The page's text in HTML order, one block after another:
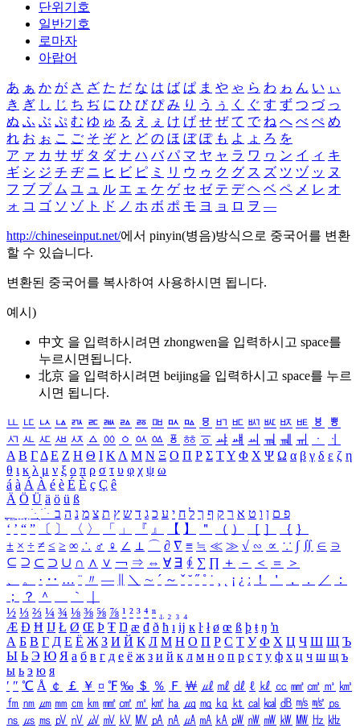
단위기호
일반기호
로마자
아랍어
あ ぁ か が さ ざ た だ な は ば ぱ ま や ゃ ら わ ゎ ん い ぃ
き ぎ し じ ち ぢ に ひ び ぴ み り う ぅ く ぐ す ず つ づ っ
ぬ ふ ぶ ぷ む ゆ ゅ る え ぇ け げ せ ぜ て で ね へ べ ぺ め
れ お ぉ こ ご そ ぞ と ど の ほ ぼ ぽ も よ ょ ろ を
ア ァ カ サ ザ タ ダ ナ ハ バ パ マ ヤ ャ ラ ワ ヮ ン イ ィ キ
ギ シ ジ チ ヂ ニ ヒ ビ ピ ミ リ ウ ゥ ク グ ス ズ ツ ヅ ッ ヌ
フ ブ プ ム ユ ュ ル エ ェ ケ ゲ セ ゼ テ デ ヘ ベ ペ メ レ オ
ォ コ ゴ ソ ゾ ト ド ノ ホ ボ ポ モ ヨ ョ ロ ヲ ―
http://chineseinput.net/에서 pinyin(병음)방식으로 중국어를 변환
할 수 있습니다.
변환된 중국어를 복사하여 사용하시면 됩니다.
예시)
中文 을 입력하시려면 zhongwen을 입력하시고 space를
누르시면됩니다.
北京 을 입력하시려면 beijing을 입력하시고 space를 누르
시면 됩니다.
ㅥ ㅦ ㅧ ㅨ ㅩ ㅪ ㅫ ㅬ ㅭ ㅮ ㅯ ㅰ ㅱ ㅲ ㅳ ㅴ ㅵ ㅶ ㅷ ㅸ
ㅹ
ㅺ ㅻ ㅼ ㅽ ㅾ ㅿ ㆀ ㆁ ㆂ ㆃ ㆄ ㆅ ㆆ ㆇ ㆈ ㆉ ㆊ ㆋ ㆌ ㆍ
ㆎ
Α Β ΓΔ Ε Ζ Η Θ Ι ΚΛ Μ Ν Ξ Ο Π Ρ Σ ΤΥ Φ Χ Ψ Ω α β γ δ ε ζ η
θ ι κ λ μ ν ξ ο π ρ σ τ υ φ χ ψ ω
á à Á À é è É È ç Ç ê
Ä Ö Ü ä ö ü ß
ִֶֹ ֻּ ׁׂ פ ם ן ו ט א ר ק ף ך ל ח י ע כ ג ד ש ץ ת צ מ נ ה ב
‘ ’ “ ” 〔 〕 〈 〉 「 」 『 』 【 】 ＂ （ ） ［ ］ ｛ ｝
± × ÷ ≠ ≤ ≥ ∞ ∴ ♂ ♀ ∠ ⊥ ⌒ ∂ ∇ ≡ ≒ ≪ ≫ √ ∽ ∝ ∵ ∫ ∬ ∈ ∋
⊆ ⊇ ⊂ ⊃ ∪ ∩ ∧ ∨ ￢ ⇒ ⇔ ∀ ∃ ∮ ∑ ∏ ＋ － ＜ ＝
＞
、
。 · ‥ … ¨ 〃 ― ＼ ∼ ´ ～ ˇ ˘ ˝ ˚ ˙ ¸ ¡ ¿ ː ！ ＇ ， ． ／
：
；
？ ＾ ｀
½ ⅓ ⅔ ¼ ¾ ⅛ ⅜ ⅝ ⅞ ¹ ² ³ ⁴ ⁿ ₁ ₂ ₃ ₄
Æ Ð Ħ Ĳ Ł Ø Œ Þ Ŧ Ŋ æ đ ð ħ ı ĳ ĸ ŀ ł ø œ ß þ ŧ ŋ ŉ
А Б В Г Д Е Ё Ж З И Й К Л М Н О П Р С Т У Ф Х Ц Ч Ш Щ Ъ
Ы Ь Э Ю Я а б в г д е ё ж з и й к л м н о п р с т у ф х ц ч ш щ ъ
ы ь э ю я
′ ″ ℃ Å ￠ ￡ ￥ ¤ ℉ ‰ ＄ ％ Ｆ ￦ ㎕ ㎖ ㎗ ℓ ㎘ ㏄ ㎣ ㎤ ㎥ ㎦
㎙ ㎚ ㎛ ㎜ ㎝ ㎞ ㎟ ㎠ ㎡ ㎢ ㏊ ㎍ ㎎ ㎏ ㏏ ㎈ ㎉ ㏈ ㎧ ㎨ ㎰
㎱ ㎲ ㎳ ㎴ ㎵ ㎶ ㎷ ㎸ ㎹ ㎀ ㎁ ㎂ ㎃ ㎄ ㎺ ㎻ ㎽ ㎾ ㎿ ㎐ ㎑